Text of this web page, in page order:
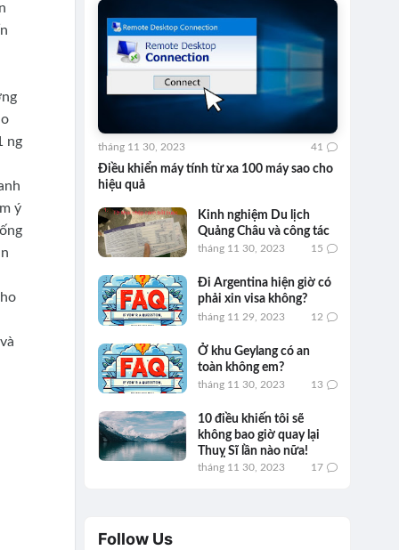
ng
ý
Điều khiển máy tính từ xa 100 máy sao cho
hiệu quả
tháng 11 30, 2023 41
Kinh nghiệm Du lịch
Quảng Châu và công tác
tháng 11 30, 2023 15
Đi Argentina hiện giờ có
phải xin visa không?
tháng 11 29, 2023 12
Ở khu Geylang có an
toàn không em?
tháng 11 30, 2023 13
10 điều khiến tôi sẽ
không bao giờ quay lại
Thuỵ Sĩ lần nào nữa!
tháng 11 30, 2023 17
Follow Us